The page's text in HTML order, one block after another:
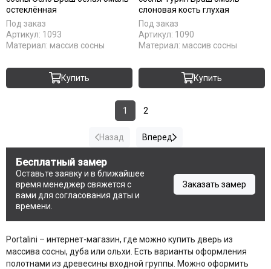
остеклённая
Под заказ
Артикул: 1093
Материал: массив сосны
Купить
слоновая кость глухая
Под заказ
Артикул: 1090
Материал: массив сосны
Купить
Назад
1 2
Вперед
Бесплатный замер
Оставьте заявку и в ближайшее
время менеджер свяжется с
вами для согласования даты и
времени.
Заказать замер
Portalini – интернет-магазин, где можно купить дверь из
массива сосны, дуба или ольхи. Есть варианты оформления
полотнами из древесины входной группы. Можно оформить